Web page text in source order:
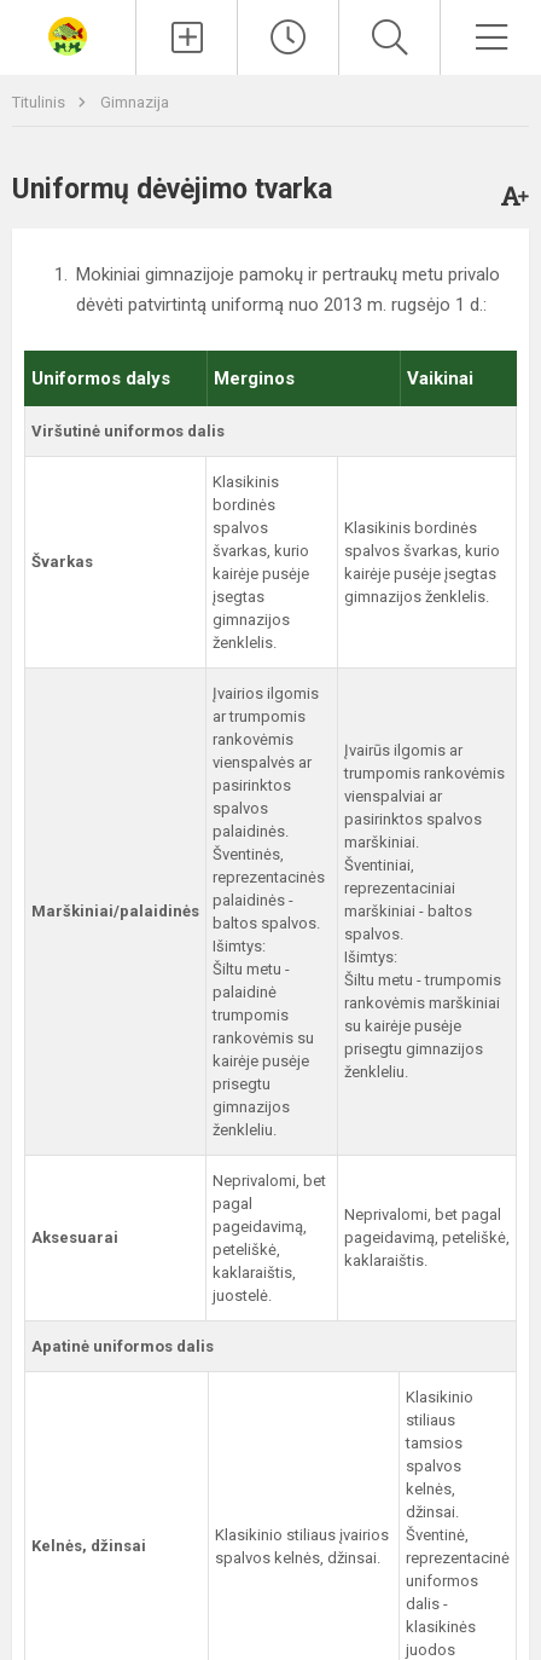
Titulinis Gimnazija
Uniformų dėvėjimo tvarka
Mokiniai gimnazijoje pamokų ir pertraukų metu privalo
dėvėti patvirtintą uniformą nuo 2013 m. rugsėjo 1 d.:
Uniformos dalys Merginos Vaikinai
Viršutinė uniformos dalis
Švarkas
Klasikinis
bordinės
spalvos
švarkas, kurio
kairėje pusėje
įsegtas
gimnazijos
ženklelis.
Klasikinis bordinės
spalvos švarkas, kurio
kairėje pusėje įsegtas
gimnazijos ženklelis.
Marškiniai/palaidinės
Įvairios ilgomis
ar trumpomis
rankovėmis
vienspalvės ar
pasirinktos
spalvos
palaidinės.
Šventinės,
reprezentacinės
palaidinės -
baltos spalvos.
Išimtys:
Šiltu metu -
palaidinė
trumpomis
rankovėmis su
kairėje pusėje
prisegtu
gimnazijos
ženkleliu.
Įvairūs ilgomis ar
trumpomis rankovėmis
vienspalviai ar
pasirinktos spalvos
marškiniai.
Šventiniai,
reprezentaciniai
marškiniai - baltos
spalvos.
Išimtys:
Šiltu metu - trumpomis
rankovėmis marškiniai
su kairėje pusėje
prisegtu gimnazijos
ženkleliu.
Aksesuarai
Neprivalomi, bet
pagal
pageidavimą,
peteliškė,
kaklaraištis,
juostelė.
Neprivalomi, bet pagal
pageidavimą, peteliškė,
kaklaraištis.
Apatinė uniformos dalis
Kelnės, džinsai
Klasikinio stiliaus įvairios
spalvos kelnės, džinsai.
Klasikinio
stiliaus
tamsios
spalvos
kelnės,
džinsai.
Šventinė,
reprezentacinė
uniformos
dalis -
klasikinės
juodos